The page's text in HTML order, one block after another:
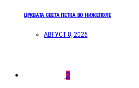
ЦРКВАТА СВЕТА ПЕТКА ВО НИЖЕПОЛЕ
АВГУСТ 8, 2026
2